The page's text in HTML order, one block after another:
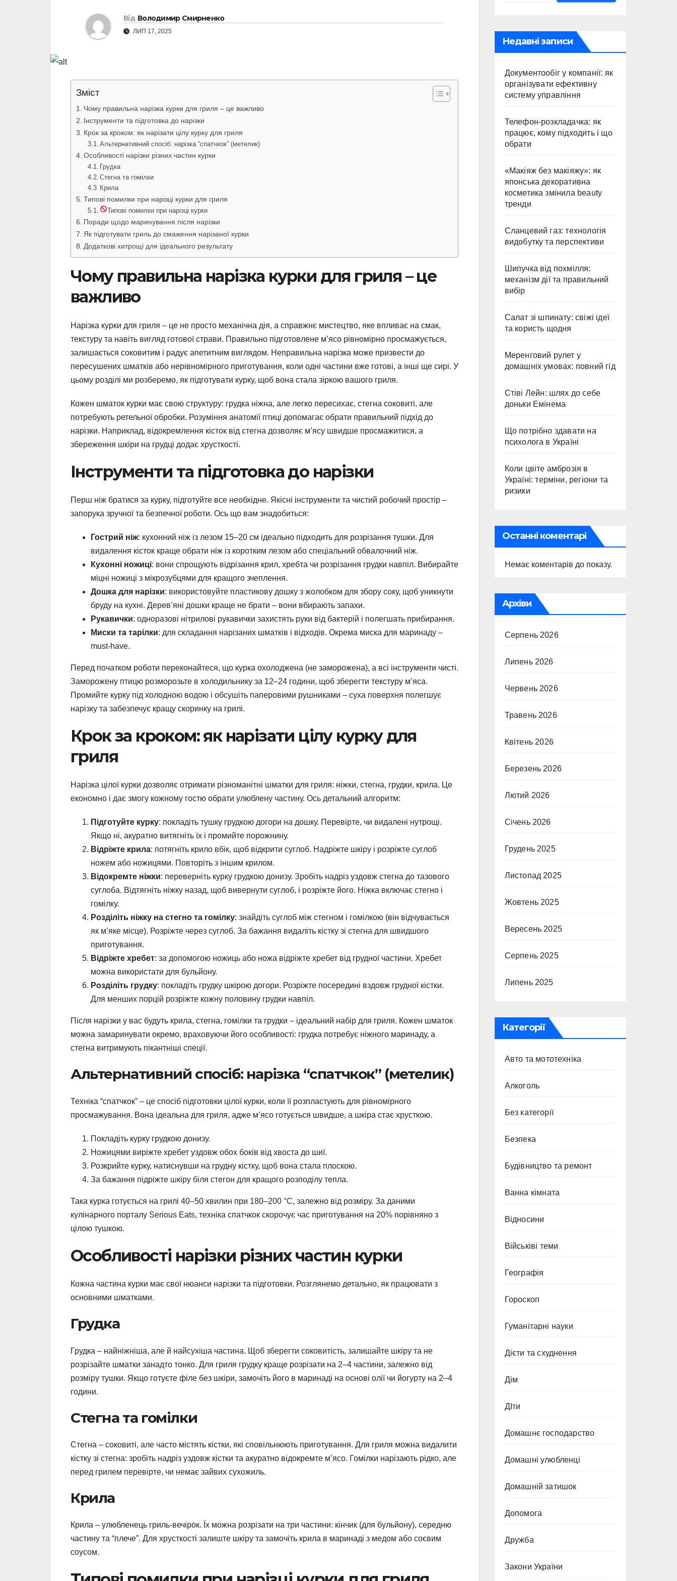
Від Володимир Смирненко
ЛИП 17, 2025
Зміст
Чому правильна нарізка курки для гриля – це важливо
Інструменти та підготовка до нарізки
Крок за кроком: як нарізати цілу курку для гриля
Альтернативний спосіб: нарізка “спатчкок” (метелик)
Особливості нарізки різних частин курки
Грудка
Стегна та гомілки
Крила
Типові помилки при нарізці курки для гриля
Типові помилки при нарізці курки
Поради щодо маринування після нарізки
Як підготувати гриль до смаження нарізаної курки
Додаткові хитрощі для ідеального результату
Чому правильна нарізка курки для гриля – це
важливо
Нарізка курки для гриля – це не просто механічна дія, а справжнє мистецтво, яке впливає на смак,
текстуру та навіть вигляд готової страви. Правильно підготовлене м’ясо рівномірно просмажується,
залишається соковитим і радує апетитним виглядом. Неправильна нарізка може призвести до
пересушених шматків або нерівномірного приготування, коли одні частини вже готові, а інші ще сирі. У
цьому розділі ми розберемо, як підготувати курку, щоб вона стала зіркою вашого гриля.
Кожен шматок курки має свою структуру: грудка ніжна, але легко пересихає, стегна соковиті, але
потребують ретельної обробки. Розуміння анатомії птиці допомагає обрати правильний підхід до
нарізки. Наприклад, відокремлення кісток від стегна дозволяє м’ясу швидше просмажитися, а
збереження шкіри на грудці додає хрусткості.
Інструменти та підготовка до нарізки
Перш ніж братися за курку, підготуйте все необхідне. Якісні інструменти та чистий робочий простір –
запорука зручної та безпечної роботи. Ось що вам знадобиться:
Гострий ніж: кухонний ніж із лезом 15–20 см ідеально підходить для розрізання тушки. Для
видалення кісток краще обрати ніж із коротким лезом або спеціальний обвалочний ніж.
Кухонні ножиці: вони спрощують відрізання крил, хребта чи розрізання грудки навпіл. Вибирайте
міцні ножиці з мікрозубцями для кращого зчеплення.
Дошка для нарізки: використовуйте пластикову дошку з жолобком для збору соку, щоб уникнути
бруду на кухні. Дерев’яні дошки краще не брати – вони вбирають запахи.
Рукавички: одноразові нітрилові рукавички захистять руки від бактерій і полегшать прибирання.
Миски та тарілки: для складання нарізаних шматків і відходів. Окрема миска для маринаду –
must-have.
Перед початком роботи переконайтеся, що курка охолоджена (не заморожена), а всі інструменти чисті.
Заморожену птицю розморозьте в холодильнику за 12–24 години, щоб зберегти текстуру м’яса.
Промийте курку під холодною водою і обсушіть паперовими рушниками – суха поверхня полегшує
нарізку та забезпечує кращу скоринку на грилі.
Крок за кроком: як нарізати цілу курку для
гриля
Нарізка цілої курки дозволяє отримати різноманітні шматки для гриля: ніжки, стегна, грудки, крила. Це
економно і дає змогу кожному гостю обрати улюблену частину. Ось детальний алгоритм:
Підготуйте курку: покладіть тушку грудкою догори на дошку. Перевірте, чи видалені нутрощі.
Якщо ні, акуратно витягніть їх і промийте порожнину.
Відріжте крила: потягніть крило вбік, щоб відкрити суглоб. Надріжте шкіру і розріжте суглоб
ножем або ножицями. Повторіть з іншим крилом.
Відокремте ніжки: переверніть курку грудкою донизу. Зробіть надріз уздовж стегна до тазового
суглоба. Відтягніть ніжку назад, щоб вивернути суглоб, і розріжте його. Ніжка включає стегно і
гомілку.
Розділіть ніжку на стегно та гомілку: знайдіть суглоб між стегном і гомілкою (він відчувається
як м’яке місце). Розріжте через суглоб. За бажання видаліть кістку зі стегна для швидшого
приготування.
Відріжте хребет: за допомогою ножиць або ножа відріжте хребет від грудної частини. Хребет
можна використати для бульйону.
Розділіть грудку: покладіть грудку шкірою догори. Розріжте посередині вздовж грудної кістки.
Для менших порцій розріжте кожну половину грудки навпіл.
Після нарізки у вас будуть крила, стегна, гомілки та грудки – ідеальний набір для гриля. Кожен шматок
можна замаринувати окремо, враховуючи його особливості: грудка потребує ніжного маринаду, а
стегна витримують пікантніші спеції.
Альтернативний спосіб: нарізка “спатчкок” (метелик)
Техніка “спатчкок” – це спосіб підготовки цілої курки, коли її розпластують для рівномірного
просмажування. Вона ідеальна для гриля, адже м’ясо готується швидше, а шкіра стає хрусткою.
Покладіть курку грудкою донизу.
Ножицями виріжте хребет уздовж обох боків від хвоста до шиї.
Розкрийте курку, натиснувши на грудну кістку, щоб вона стала плоскою.
За бажання підріжте шкіру біля стегон для кращого розподілу тепла.
Така курка готується на грилі 40–50 хвилин при 180–200 °C, залежно від розміру. За даними
кулінарного порталу Serious Eats, техніка спатчкок скорочує час приготування на 20% порівняно з
цілою тушкою.
Особливості нарізки різних частин курки
Кожна частина курки має свої нюанси нарізки та підготовки. Розглянемо детально, як працювати з
основними шматками.
Грудка
Грудка – найніжніша, але й найсухіша частина. Щоб зберегти соковитість, залишайте шкіру та не
розрізайте шматки занадто тонко. Для гриля грудку краще розрізати на 2–4 частини, залежно від
розміру тушки. Якщо готуєте філе без шкіри, замочіть його в маринаді на основі олії чи йогурту на 2–4
години.
Стегна та гомілки
Стегна – соковиті, але часто містять кістки, які сповільнюють приготування. Для гриля можна видалити
кістку зі стегна: зробіть надріз уздовж кістки та акуратно відокремте м’ясо. Гомілки нарізають рідко, але
перед грилем перевірте, чи немає зайвих сухожиль.
Крила
Крила – улюбленець гриль-вечірок. Їх можна розрізати на три частини: кінчик (для бульйону), середню
частину та “плече”. Для хрусткості залиште шкіру та замочіть крила в маринаді з медом або соєвим
соусом.
Недавні записи
Документообіг у компанії: як
організувати ефективну
систему управління
Телефон-розкладачка: як
працює, кому підходить і що
обрати
«Макіяж без макіяжу»: як
японська декоративна
косметика змінила beauty
тренди
Сланцевий газ: технологія
видобутку та перспективи
Шипучка від похмілля:
механізм дії та правильний
вибір
Салат зі шпинату: свіжі ідеї
та користь щодня
Меренговий рулет у
домашніх умовах: повний гід
Стіві Лейн: шлях до себе
доньки Емінема
Що потрібно здавати на
психолога в Україні
Коли цвіте амброзія в
Україні: терміни, регіони та
ризики
Останні коментарі
Немає коментарів до показу.
Архіви
Серпень 2026
Липень 2026
Червень 2026
Травень 2026
Квітень 2026
Березень 2026
Лютий 2026
Січень 2026
Грудень 2025
Листопад 2025
Жовтень 2025
Вересень 2025
Серпень 2025
Липень 2025
Категорії
Авто та мототехніка
Алкоголь
Без категорії
Безпека
Будівництво та ремонт
Ванна кімната
Відносини
Військіві теми
Географія
Гороскоп
Гуманітарні науки
Дієти та схуднення
Дім
ДІти
Домашнє господарство
Домашні улюбленці
Домашній затишок
Допомога
Дружба
Закони України